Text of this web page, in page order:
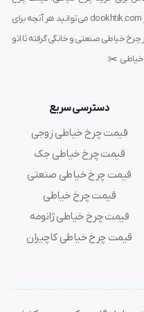
دوبل یا سه‌تایی
کابویی تانکی
و خط تولید
جمع‌شدگی یا کشش
سوزنه
خیاطی، لوازم جانبی و قطعات مرتبط هستیم. در dookhtik.com می‌توانید هر آنچه برای
چرخ خیاطی صنعتی و خانگی گرفته تا اتو
خیاطی. ✂️
دسترسی سریع
قیمت چرخ خیاطی زوجی
قیمت چرخ خیاطی جک
قیمت چرخ خیاطی صنعتی
قیمت چرخ خیاطی
قیمت چرخ خیاطی ژانومه
قیمت چرخ خیاطی کاچیران